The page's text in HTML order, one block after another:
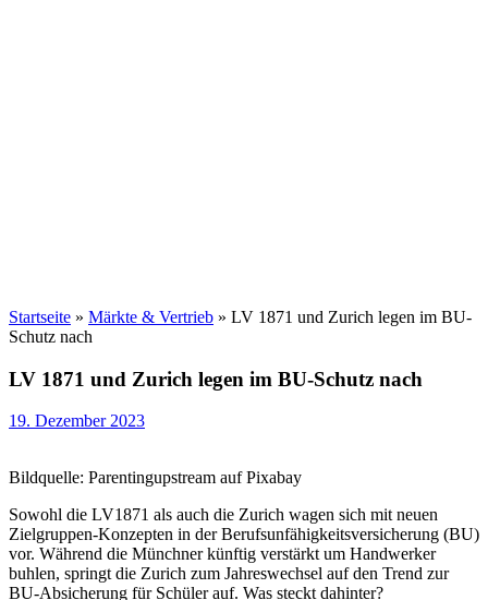
Startseite » Märkte & Vertrieb » LV 1871 und Zurich legen im BU-
Schutz nach
LV 1871 und Zurich legen im BU-Schutz nach
19. Dezember 2023
Bildquelle: Parentingupstream auf Pixabay
Sowohl die LV1871 als auch die Zurich wagen sich mit neuen
Zielgruppen-Konzepten in der Berufsunfähigkeitsversicherung (BU)
vor. Während die Münchner künftig verstärkt um Handwerker
buhlen, springt die Zurich zum Jahreswechsel auf den Trend zur
BU-Absicherung für Schüler auf. Was steckt dahinter?